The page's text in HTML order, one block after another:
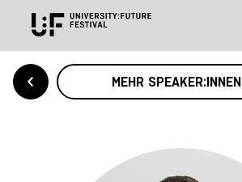
MEHR SPEAKER:INNEN